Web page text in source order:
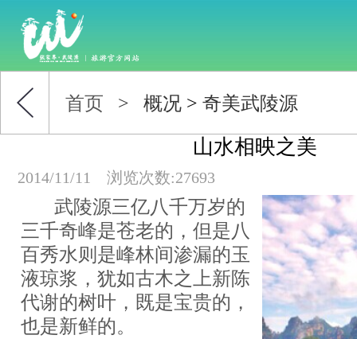
首页 > 概况 > 奇美武陵源
山水相映之美
2014/11/11 浏览次数:27693
武陵源三亿八千万岁的
三千奇峰是苍老的，但是八
百秀水则是峰林间渗漏的玉
液琼浆，犹如古木之上新陈
代谢的树叶，既是宝贵的，
也是新鲜的。